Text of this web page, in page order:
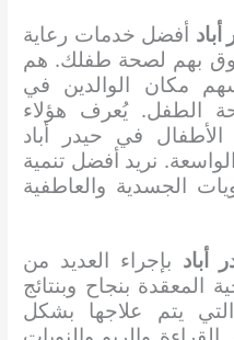
أفضل خدمات رعاية
بهم لصحة طفلك. هم
مكان الوالدين في
الطفل. يُعرف هؤلاء
الأطفال في حيدر أباد
نريد أفضل تنمية
الجسدية والعاطفية
أباد بإجراء العديد من
المعقدة بنجاح وبنتائج
يتم علاجها بشكل